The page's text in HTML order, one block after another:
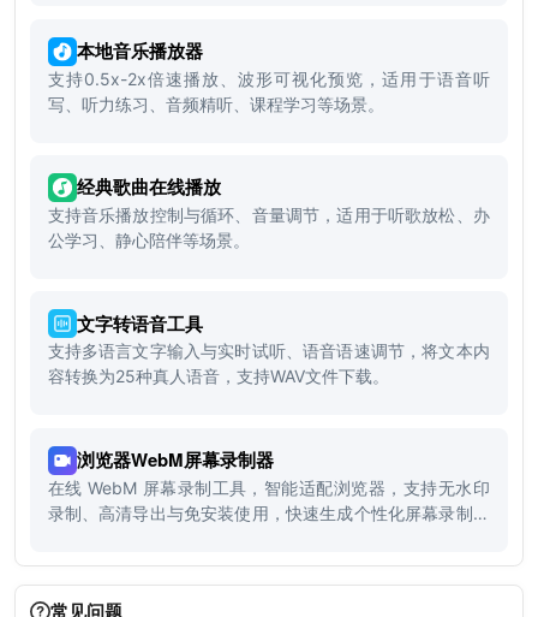
本地音乐播放器
支持0.5x-2x倍速播放、波形可视化预览，适用于语音听
写、听力练习、音频精听、课程学习等场景。
经典歌曲在线播放
支持音乐播放控制与循环、音量调节，适用于听歌放松、办
公学习、静心陪伴等场景。
文字转语音工具
支持多语言文字输入与实时试听、语音语速调节，将文本内
容转换为25种真人语音，支持WAV文件下载。
浏览器WebM屏幕录制器
在线 WebM 屏幕录制工具，智能适配浏览器，支持无水印
录制、高清导出与免安装使用，快速生成个性化屏幕录制方
常见问题